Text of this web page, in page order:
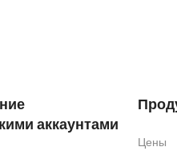
аккаунтами
Цены